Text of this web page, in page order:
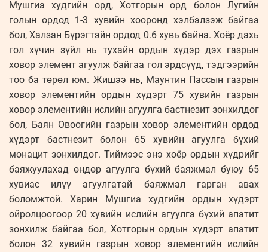
Мушгиа худгийн орд, Хотгорын орд болон Лугийн
голын ордод 1-3 хувийн хооронд хэлбэлзэж байгаа
бол, Халзан Бүрэгтэйн ордод 0.6 хувь байна. Хоёр дахь
гол хүчин зүйл нь тухайн ордын хүдэр дэх газрын
ховор элемент агуулж байгаа гол эрдсүүд, тэдгээрийн
тоо ба төрөл юм. Жишээ нь, Маунтин Пассын газрын
ховор элементийн ордын хүдэрт 75 хувийн газрын
ховор элементийн ислийн агуулга бастнезит зонхилдог
бол, Баян Овоогийн газрын ховор элементийн ордод
хүдэрт бастнезит болон 65 хувийн агуулга бүхий
монацит зонхилдог. Тиймээс энэ хоёр ордын хүдрийг
баяжуулахад өндөр агуулга бүхий баяжмал буюу 65
хувиас илүү агуулгатай баяжмал гарган авах
боломжтой. Харин Мушгиа худгийн ордын хүдэрт
ойролцоогоор 20 хувийн ислийн агуулга бүхий апатит
зонхилж байгаа бол, Хотгорын ордын хүдэрт апатит
болон 32 хувийн газрын ховор элементийн ислийн